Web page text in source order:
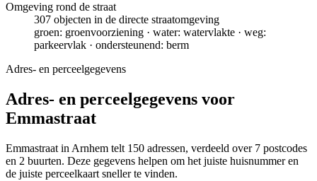
Omgeving rond de straat
307 objecten in de directe straatomgeving
groen: groenvoorziening · water: watervlakte · weg:
parkeervlak · ondersteunend: berm
Adres- en perceelgegevens
Adres- en perceelgegevens voor
Emmastraat
Emmastraat in Arnhem telt 150 adressen, verdeeld over 7 postcodes
en 2 buurten. Deze gegevens helpen om het juiste huisnummer en
de juiste perceelkaart sneller te vinden.